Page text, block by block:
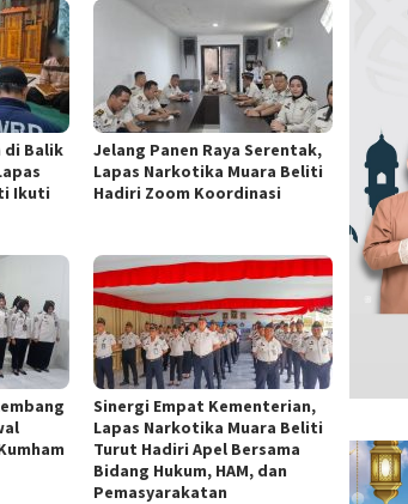
di Balik
Ikuti
Jelang Panen Raya Serentak,
Lapas Narkotika Muara Beliti
Hadiri Zoom Koordinasi
Sinergi Empat Kementerian,
Lapas Narkotika Muara Beliti
Turut Hadiri Apel Bersama
Bidang Hukum, HAM, dan
Pemasyarakatan